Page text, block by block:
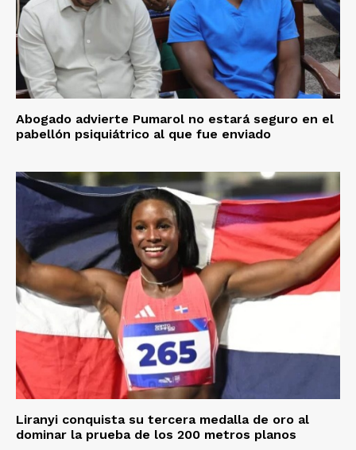
Abogado advierte Pumarol no estará seguro en el
pabellón psiquiátrico al que fue enviado
Liranyi conquista su tercera medalla de oro al
dominar la prueba de los 200 metros planos